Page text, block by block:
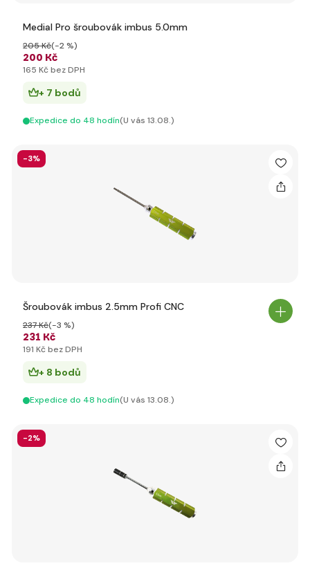
Medial Pro šroubovák imbus 5.0mm
200 Kč
205 Kč(-2 %)
165 Kč bez DPH
+ 7 bodů
Expedice do 48 hodín(U vás 13.08.)
-3%
Šroubovák imbus 2.5mm Profi CNC
231 Kč
237 Kč(-3 %)
191 Kč bez DPH
+ 8 bodů
Expedice do 48 hodín(U vás 13.08.)
-2%